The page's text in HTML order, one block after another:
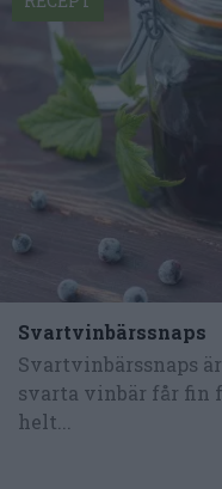
Svartvinbärssnaps
Svartvinbärssnaps
svarta vinbär får fin
helt...